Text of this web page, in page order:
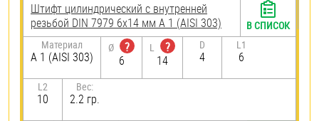
Штифт цилиндрический с внутренней
резьбой DIN 7979 6х14 мм А 1 (AISI 303)
Материал
А 1 (AISI 303)
Ø
?
6
L
?
14
D
4
L1
6
L2
10
Вес:
2.2 гр.
В СПИСОК